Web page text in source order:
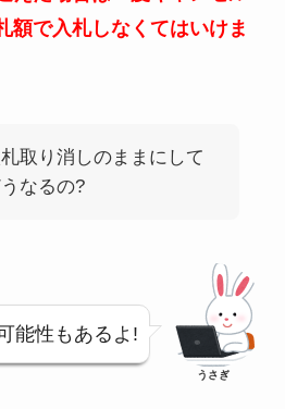
額で入札しなくてはいけま
取り消しのままにして
なるの?
能性もあるよ!
うさぎ